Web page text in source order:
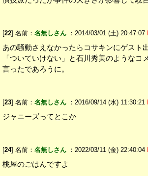
[22] 名前： 名無しさん ：2014/03/01 (土) 20:47:07
あの騒動さえなかったらコサキンにゲスト
「ついていけない」と石川秀美のようなコ
言ったであろうに。
[23] 名前： 名無しさん ：2016/09/14 (水) 11:30:21
ジャニーズってとこか
[24] 名前： 名無しさん ：2022/03/11 (金) 22:40:04
桃屋のごはんですよ